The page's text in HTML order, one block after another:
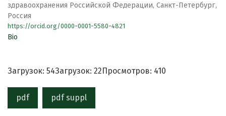
здравоохранения Российской Федерации, Санкт-Петербург,
Россия
https://orcid.org/0000-0001-5580-4821
Bio
Загрузок: 54Загрузок: 22 Просмотров: 410
pdf pdf suppl